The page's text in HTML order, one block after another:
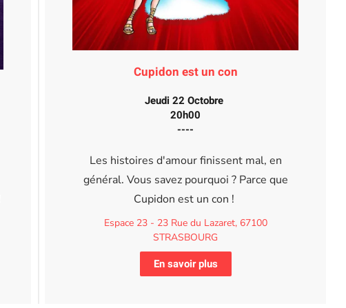
Cupidon est un con
Jeudi 22 Octobre
20h00
----
Les histoires d'amour finissent mal, en
général. Vous savez pourquoi ? Parce que
Cupidon est un con !
Espace 23 - 23 Rue du Lazaret, 67100
STRASBOURG
En savoir plus